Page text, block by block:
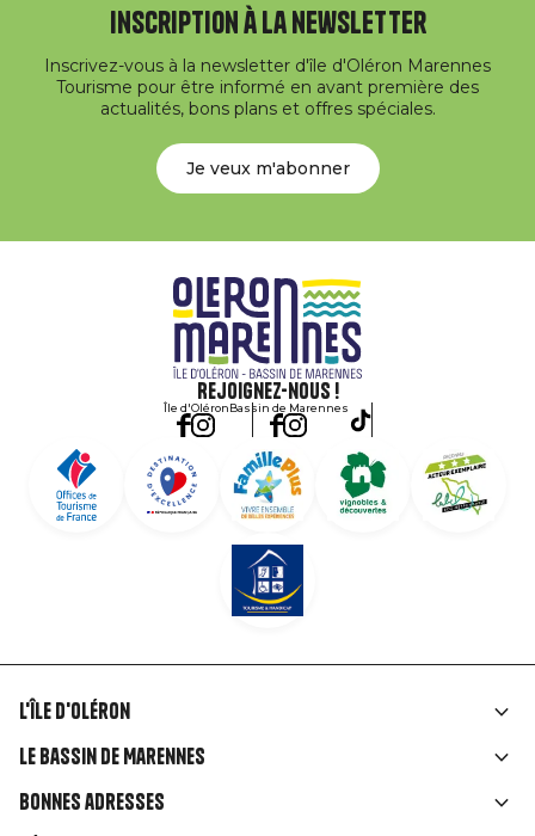
Inscription à la newsletter
Inscrivez-vous à la newsletter d'île d'Oléron Marennes
Tourisme pour être informé en avant première des
actualités, bons plans et offres spéciales.
Je veux m'abonner
Rejoignez-nous !
Île d'OléronBassin de Marennes
Liens
rubriques
L'île d'Oléron
Le Bassin de Marennes
Bonnes adresses